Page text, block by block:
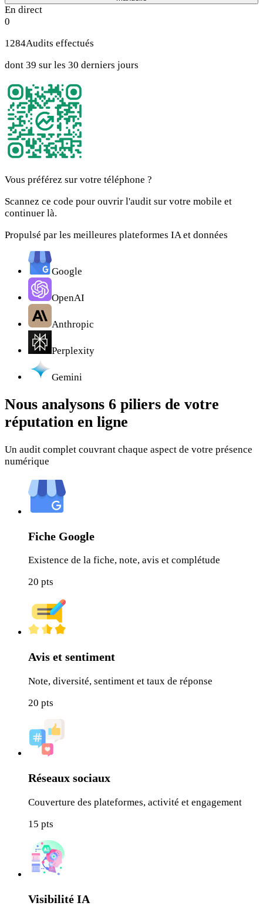
En direct
0
1284Audits effectués
dont 39 sur les 30 derniers jours
Vous préférez sur votre téléphone ?
Scannez ce code pour ouvrir l'audit sur votre mobile et
continuer là.
Propulsé par les meilleures plateformes IA et données
Google
OpenAI
Anthropic
Perplexity
Gemini
Nous analysons 6 piliers de votre
réputation en ligne
Un audit complet couvrant chaque aspect de votre présence
numérique
Fiche Google
Existence de la fiche, note, avis et complétude
20 pts
Avis et sentiment
Note, diversité, sentiment et taux de réponse
20 pts
Réseaux sociaux
Couverture des plateformes, activité et engagement
15 pts
Visibilité IA